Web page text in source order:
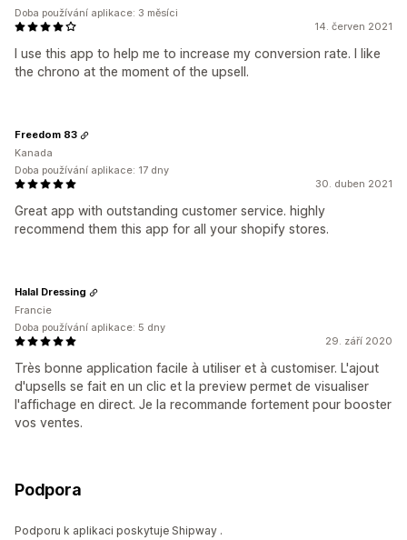
14. červen 2021
I use this app to help me to increase my conversion rate. I like
the chrono at the moment of the upsell.
Doba používání aplikace: 3 měsíci
30. duben 2021
Great app with outstanding customer service. highly
recommend them this app for all your shopify stores.
Freedom 83
Kanada
Doba používání aplikace: 17 dny
29. září 2020
Très bonne application facile à utiliser et à customiser. L'ajout
d'upsells se fait en un clic et la preview permet de visualiser
l'affichage en direct. Je la recommande fortement pour booster
vos ventes.
Halal Dressing
Francie
Doba používání aplikace: 5 dny
Podpora
Podporu k aplikaci poskytuje Shipway .